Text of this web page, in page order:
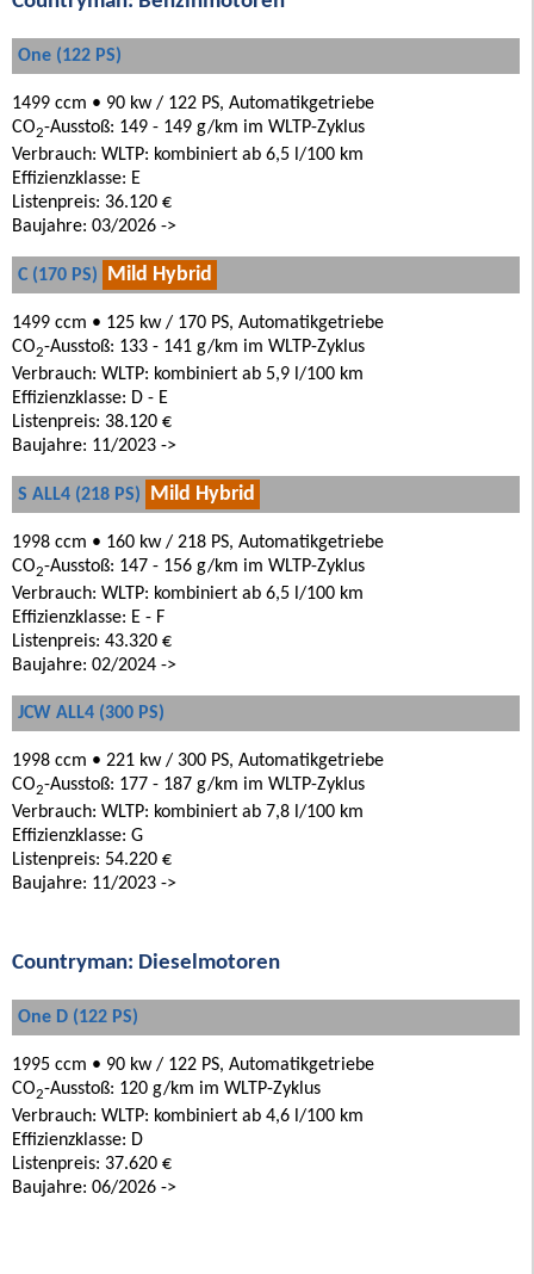
One (122 PS)
1499 ccm • 90 kw / 122 PS, Automatikgetriebe
CO2-Ausstoß: 149 - 149 g/km im WLTP-Zyklus
Verbrauch: WLTP: kombiniert ab 6,5 l/100 km
Effizienzklasse: E
Listenpreis: 36.120 €
Baujahre: 03/2026 ->
C (170 PS) Mild Hybrid
1499 ccm • 125 kw / 170 PS, Automatikgetriebe
CO2-Ausstoß: 133 - 141 g/km im WLTP-Zyklus
Verbrauch: WLTP: kombiniert ab 5,9 l/100 km
Effizienzklasse: D - E
Listenpreis: 38.120 €
Baujahre: 11/2023 ->
S ALL4 (218 PS) Mild Hybrid
1998 ccm • 160 kw / 218 PS, Automatikgetriebe
CO2-Ausstoß: 147 - 156 g/km im WLTP-Zyklus
Verbrauch: WLTP: kombiniert ab 6,5 l/100 km
Effizienzklasse: E - F
Listenpreis: 43.320 €
Baujahre: 02/2024 ->
JCW ALL4 (300 PS)
1998 ccm • 221 kw / 300 PS, Automatikgetriebe
CO2-Ausstoß: 177 - 187 g/km im WLTP-Zyklus
Verbrauch: WLTP: kombiniert ab 7,8 l/100 km
Effizienzklasse: G
Listenpreis: 54.220 €
Baujahre: 11/2023 ->
Countryman: Dieselmotoren
One D (122 PS)
1995 ccm • 90 kw / 122 PS, Automatikgetriebe
CO2-Ausstoß: 120 g/km im WLTP-Zyklus
Verbrauch: WLTP: kombiniert ab 4,6 l/100 km
Effizienzklasse: D
Listenpreis: 37.620 €
Baujahre: 06/2026 ->